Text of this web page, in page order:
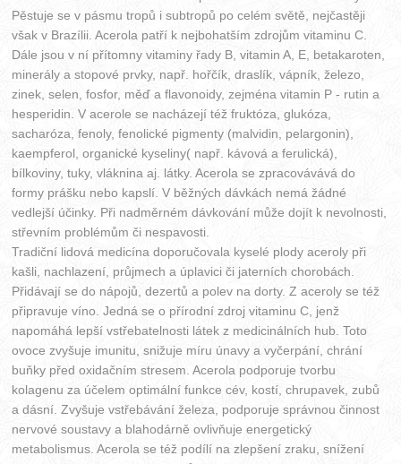
Pěstuje se v pásmu tropů i subtropů po celém světě, nejčastěji
však v Brazílii. Acerola patří k nejbohatším zdrojům vitaminu C.
Dále jsou v ní přítomny vitaminy řady B, vitamin A, E, betakaroten,
minerály a stopové prvky, např. hořčík, draslík, vápník, železo,
zinek, selen, fosfor, měď a flavonoidy, zejména vitamin P - rutin a
hesperidin. V acerole se nacházejí též fruktóza, glukóza,
sacharóza, fenoly, fenolické pigmenty (malvidin, pelargonin),
kaempferol, organické kyseliny( např. kávová a ferulická),
bílkoviny, tuky, vláknina aj. látky. Acerola se zpracovávává do
formy prášku nebo kapslí. V běžných dávkách nemá žádné
vedlejší účinky. Při nadměrném dávkování může dojít k nevolnosti,
střevním problémům či nespavosti.
Tradiční lidová medicína doporučovala kyselé plody aceroly při
kašli, nachlazení, průjmech a úplavici či jaterních chorobách.
Přidávají se do nápojů, dezertů a polev na dorty. Z aceroly se též
připravuje víno. Jedná se o přírodní zdroj vitaminu C, jenž
napomáhá lepší vstřebatelnosti látek z medicinálních hub. Toto
ovoce zvyšuje imunitu, snižuje míru únavy a vyčerpání, chrání
buňky před oxidačním stresem. Acerola podporuje tvorbu
kolagenu za účelem optimální funkce cév, kostí, chrupavek, zubů
a dásní. Zvyšuje vstřebávání železa, podporuje správnou činnost
nervové soustavy a blahodárně ovlivňuje energetický
metabolismus. Acerola se též podílí na zlepšení zraku, snížení